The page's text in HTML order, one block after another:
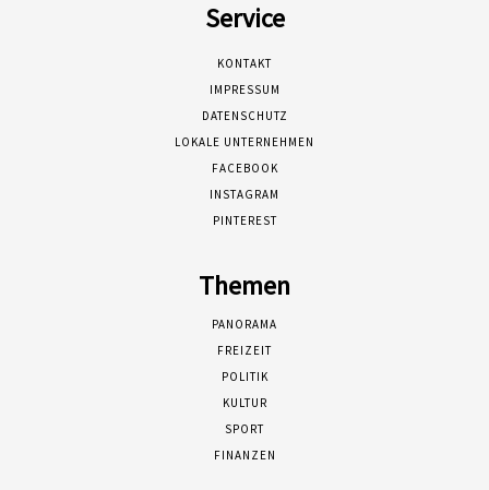
Service
KONTAKT
IMPRESSUM
DATENSCHUTZ
LOKALE UNTERNEHMEN
FACEBOOK
INSTAGRAM
PINTEREST
Themen
PANORAMA
FREIZEIT
POLITIK
KULTUR
SPORT
FINANZEN